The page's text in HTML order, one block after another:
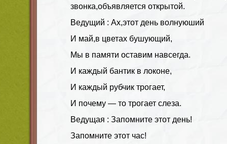
звонка,объявляется открытой.
Ведущий : Ах,этот день волнуюший
И май,в цветах бушующий,
Мы в памяти оставим навсегда.
И каждый бантик в локоне,
И каждый рубчик трогает,
И почему — то трогает слеза.
Ведущая : Запомните этот день!
Запомните этот час!